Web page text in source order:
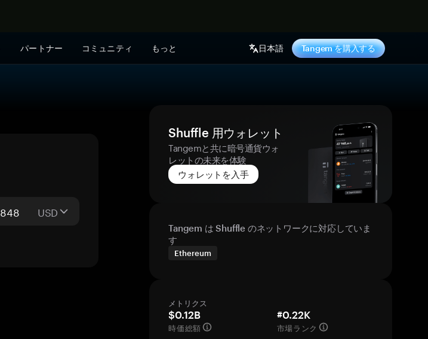
パートナー コミュニティ もっと 日本語 Tangem を購入する
USD
Shuffle 用ウォレット
Tangemと共に暗号通貨ウォ
レットの未来を体験
ウォレットを入手
Tangem は Shuffle のネットワークに対応していま
す
Ethereum
メトリクス
$0.12B
時価総額
#0.22K
市場ランク